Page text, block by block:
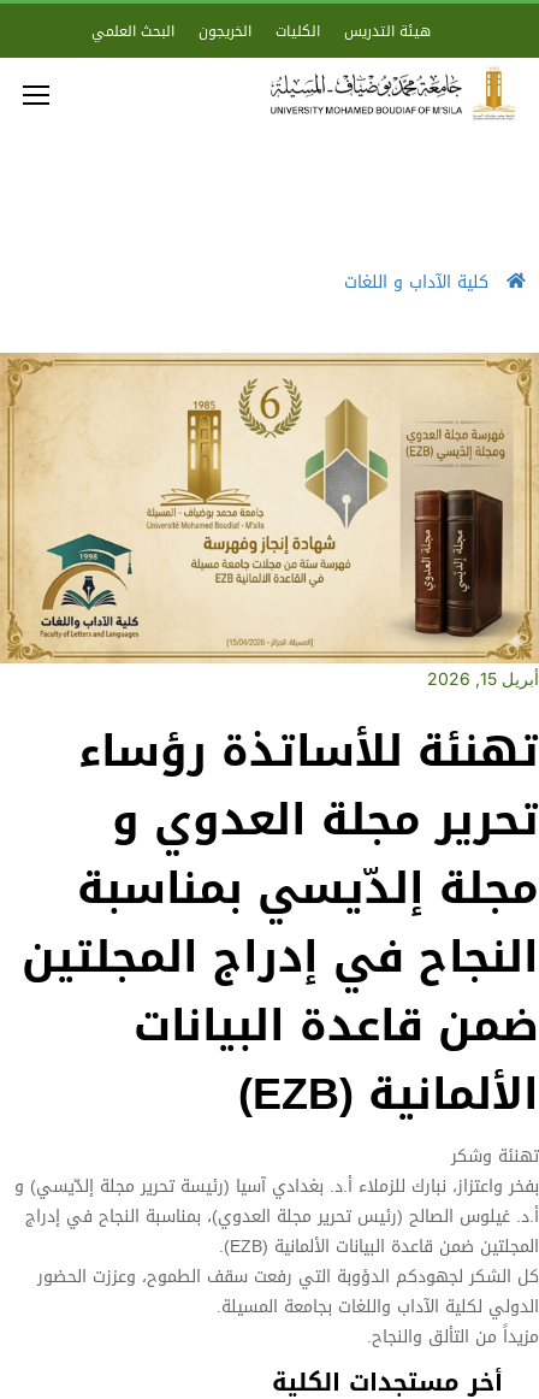
هيئة التدريس الكليات الخريجون البحث العلمي
كلية الآداب و اللغات
أخر مستجدات الكلية
أبريل 15, 2026
تهنئة للأساتذة رؤساء
تحرير مجلة العدوي و
مجلة إلدّيسي بمناسبة
النجاح في إدراج المجلتين
ضمن قاعدة البيانات
الألمانية (EZB)
تهنئة وشكر
بفخر واعتزاز، نبارك للزملاء أ.د. بغدادي آسيا (رئيسة تحرير مجلة إلدّيسي) و
أ.د. غيلوس الصالح (رئيس تحرير مجلة العدوي)، بمناسبة النجاح في إدراج
المجلتين ضمن قاعدة البيانات الألمانية (EZB).
كل الشكر لجهودكم الدؤوبة التي رفعت سقف الطموح، وعززت الحضور
الدولي لكلية الآداب واللغات بجامعة المسيلة.
مزيداً من التألق والنجاح.